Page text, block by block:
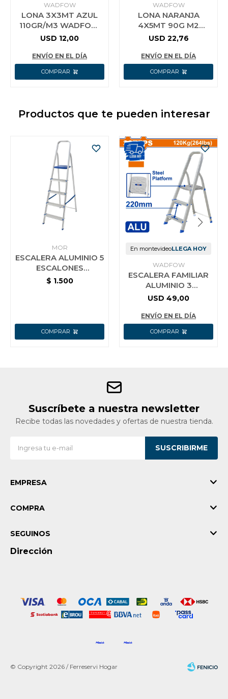
WADFOW
LONA 3X3MT AZUL
110GR/M3 WADFOW
WTQ1833
USD 12,00
ENVÍO EN EL DÍA
WADFOW
LONA NARANJA
4X5MT 90G M2
IMPERMEABLE
USD 22,76
ENVÍO EN EL DÍA
Productos que te pueden interesar
MOR
ESCALERA ALUMINIO 5
ESCALONES
RESIDENCIAL MOR
$ 1.500
En montevideoLLEGA HOY
WADFOW
ESCALERA FAMILIAR
ALUMINIO 3
ESCALONES 120KG
USD 49,00
ENVÍO EN EL DÍA
Suscríbete a nuestra newsletter
Recibe todas las novedades y ofertas de nuestra tienda.
SUSCRIBIRME
EMPRESA
COMPRA
Dirección
SEGUINOS
© Copyright 2026 / Ferreservi Hogar